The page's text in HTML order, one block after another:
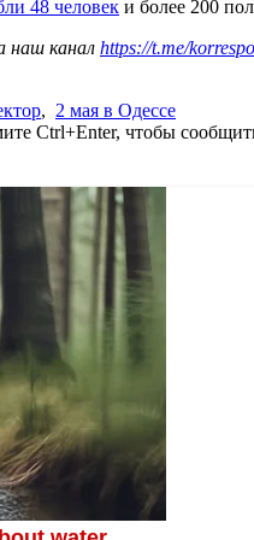
48 человек и более 200
наш канал https://t.me/
, 2 мая в Одессе
Ctrl+Enter, чтобы